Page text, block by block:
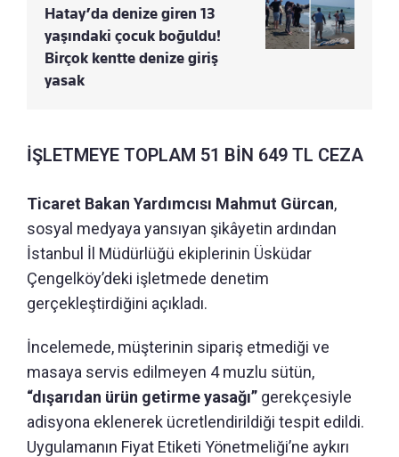
Hatay’da denize giren 13
yaşındaki çocuk boğuldu!
Birçok kentte denize giriş
yasak
İŞLETMEYE TOPLAM 51 BİN 649 TL CEZA
Ticaret Bakan Yardımcısı Mahmut Gürcan,
sosyal medyaya yansıyan şikâyetin ardından
İstanbul İl Müdürlüğü ekiplerinin Üsküdar
Çengelköy’deki işletmede denetim
gerçekleştirdiğini açıkladı.
İncelemede, müşterinin sipariş etmediği ve
masaya servis edilmeyen 4 muzlu sütün,
“dışarıdan ürün getirme yasağı” gerekçesiyle
adisyona eklenerek ücretlendirildiği tespit edildi.
Uygulamanın Fiyat Etiketi Yönetmeliği’ne aykırı